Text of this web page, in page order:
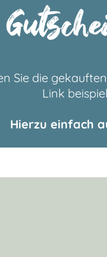
Sie die
Link
Hierzu einfach